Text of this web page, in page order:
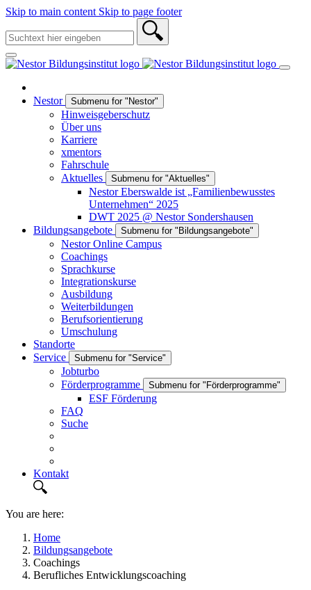
Skip to main content Skip to page footer
Nestor Submenu for "Nestor"
Hinweisgeberschutz
Über uns
Karriere
xmentors
Fahrschule
Aktuelles
Submenu for "Aktuelles"
Nestor Eberswalde ist „Familienbewusstes
Unternehmen“ 2025
DWT 2025 @ Nestor Sondershausen
Bildungsangebote
Submenu for "Bildungsangebote"
Nestor Online Campus
Coachings
Sprachkurse
Integrationskurse
Ausbildung
Weiterbildungen
Berufsorientierung
Umschulung
Standorte
Service
Submenu for "Service"
Jobturbo
Förderprogramme
Submenu for "Förderprogramme"
ESF Förderung
FAQ
Suche
Kontakt
You are here:
Home
Bildungsangebote
Coachings
Berufliches Entwicklungscoaching